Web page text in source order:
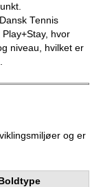
Tennis
hvor
niveau, hvilket er
og er
Boldtype